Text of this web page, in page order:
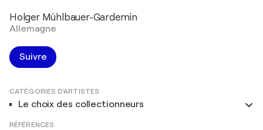
Holger Mühlbauer-Gardemin
Allemagne
Suivre
CATÉGORIES D'ARTISTES
Le choix des collectionneurs
RÉFÉRENCES